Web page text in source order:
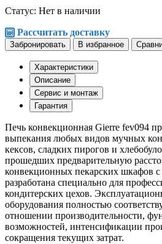
Статус: Нет в наличии
Рассчитать доставку
Забронировать В избранное
Характеристики
Описание
Сервис и монтаж
Гарантия
Печь конвекционная Gierre fev094
выпекания любых видов мучных
кексов, сладких пирогов и
прошедших предварительную
конвекционных пекарских шкафов
разработана специально для
кондитерских цехов.
оборудования полностью
отношении производительности,
возможностей, интенсификации
сокращения текущих затрат.